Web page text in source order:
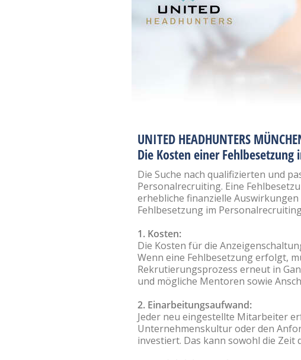
UNITED HEADHUNTERS
Die Kosten einer
Die Suche nach qualifizierten und
Personalrecruiting. Eine
erhebliche finanzielle
Fehlbesetzung im
1. Kosten:
Die Kosten für die
Wenn eine Fehlbesetzung erfolgt,
Rekrutierungsprozess erneut in
und mögliche Mentoren sowie
2. Einarbeitungsaufwand:
Jeder neu eingestellte Mitarbeiter
Unternehmenskultur oder den
investiert. Das kann sowohl die Zeit